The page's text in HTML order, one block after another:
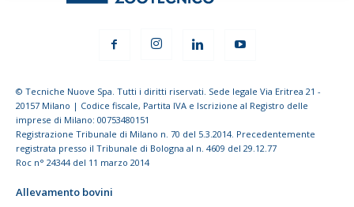
© Tecniche Nuove Spa. Tutti i diritti riservati. Sede legale Via Eritrea 21 -
20157 Milano | Codice fiscale, Partita IVA e Iscrizione al Registro delle
imprese di Milano: 00753480151
Registrazione Tribunale di Milano n. 70 del 5.3.2014. Precedentemente
registrata presso il Tribunale di Bologna al n. 4609 del 29.12.77
Roc n° 24344 del 11 marzo 2014
Allevamento bovini